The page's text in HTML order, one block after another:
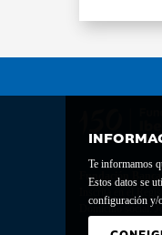
Te informamos
Estos datos se
configuración y/
Fundación
Inscrita en el
Domicilio social: